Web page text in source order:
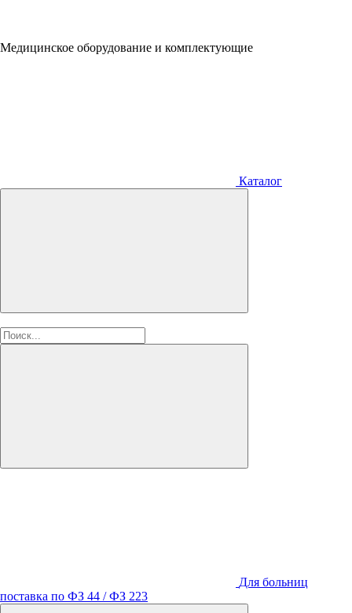
Медицинское оборудование и комплектующие
Каталог
Для больниц
поставка по ФЗ 44 / ФЗ 223